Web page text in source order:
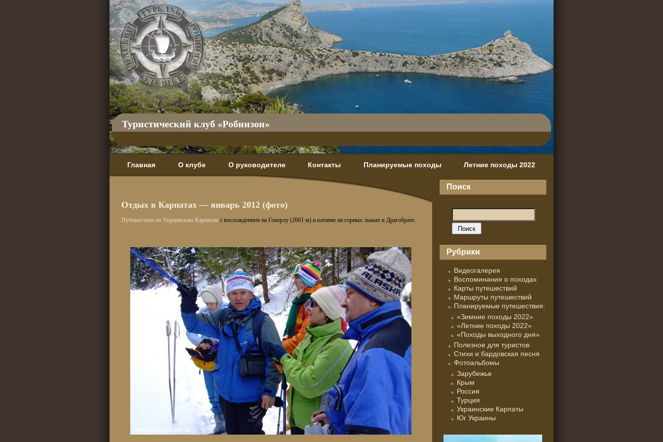
Туристический клуб «Робинзон»
Главная О клубе О руководителе Контакты Планируемые походы Летние походы 2022
Отдых в Карпатах — январь 2012 (фото)
Путешествие по Украинским Карпатам с восхождением на Говерлу (2061 м) и катание на горных лыжах в Драгобрате.
Поиск
Рубрики
Видеогалерея
Воспоминания о походах
Карты путешествий
Маршруты путешествий
Планируемые путешествия:
«Зимние походы 2022»
«Летние походы 2022»
«Походы выходного дня»
Полезное для туристов
Стихи и бардовская песня
Фотоальбомы
Зарубежье
Крым
Россия
Турция
Украинские Карпаты
Юг Украины